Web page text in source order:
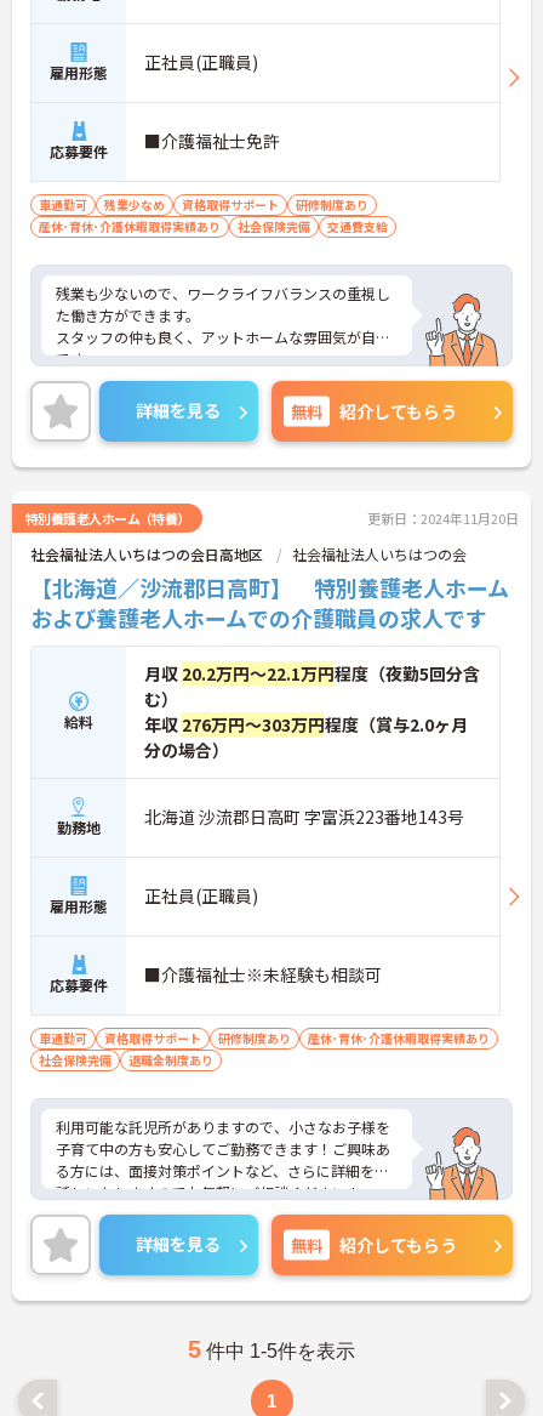
雇用形態 正社員(正職員)
応募要件 ■介護福祉士免許
車通勤可 残業少なめ 資格取得サポート
研修制度あり
産休･育休･介護休暇取得実績あり
社会保険完備 交通費支給
残業も少ないので、ワークライフバランスの重視し
た働き方ができます。
スタッフの仲も良く、アットホームな雰囲気が自慢
です。
ご興味ある方には、面接対策ポイントなど、詳細を
お話しいたしますのでお気軽にご相談ください。
詳細を見る 無料 紹介してもらう
特別養護老人ホーム（特養） 更新日：2024年11月20日
社会福祉法人いちはつの会日高地区 社会福祉法人いちはつの会
【北海道／沙流郡日高町】 特別養護老人ホーム
および養護老人ホームでの介護職員の求人です
給料
月収 20.2万円～22.1万円程度（夜勤5回分含
む）
年収 276万円～303万円程度（賞与2.0ヶ月
分の場合）
勤務地 北海道 沙流郡日高町 字富浜223番地143号
雇用形態 正社員(正職員)
応募要件 ■介護福祉士※未経験も相談可
車通勤可 資格取得サポート 研修制度あり
産休･育休･介護休暇取得実績あり
社会保険完備
退職金制度あり
利用可能な託児所がありますので、小さなお子様を
子育て中の方も安心してご勤務できます！ご興味あ
る方には、面接対策ポイントなど、さらに詳細をお
話しいたしますのでお気軽にご相談ください！
詳細を見る 無料 紹介してもらう
5 件中 1-5件を表示
1